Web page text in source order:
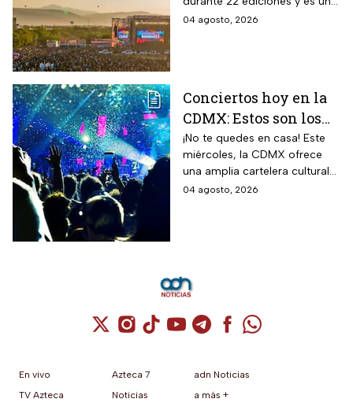
Globo 2026
de los espectáculos masivos
04 agosto, 2026
Conciertos hoy en la
CDMX: Estos son los
mejores planes
musicales para este
miércoles 5 de agosto
¡No te quedes en casa! Este
miércoles, la CDMX ofrece
una amplia cartelera cultural
para todos los gustos.
04 agosto, 2026
Cuenta de X / Twitter (se abre en una
Cuenta de Instagram (se abre en una
Cuenta de TikTok (se abre en
Cuenta de YouTube (se abre
Cuenta de Telegram (se
Cuenta de
Cuenta de
En vivo
TV Azteca
Azteca 7
Noticias
adn Noticias
a más +